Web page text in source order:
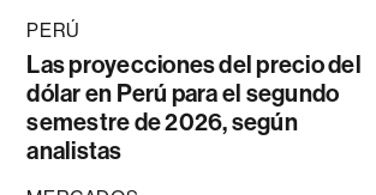
PERÚ
Las proyecciones del precio del
dólar en Perú para el segundo
semestre de 2026, según
analistas